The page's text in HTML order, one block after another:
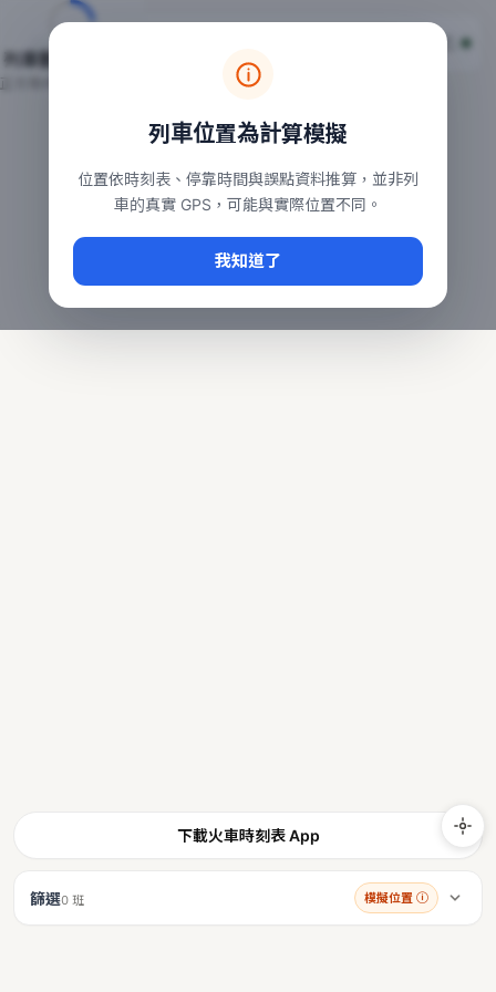
台鐵列車即時位置地圖
本頁顯示目前全台鐵運行中的列車位置，涵蓋自強、普悠瑪、
常用查詢：
、台中車站即時動態
台鐵即時動態
下載火車時刻表 App
篩選0 班 模擬位置 ⓘ
列車位置為計算模擬
位置依時刻表、停靠時間與誤點資料推算，並非列
車的真實 GPS，可能與實際位置不同。
我知道了
列車動態載入中…